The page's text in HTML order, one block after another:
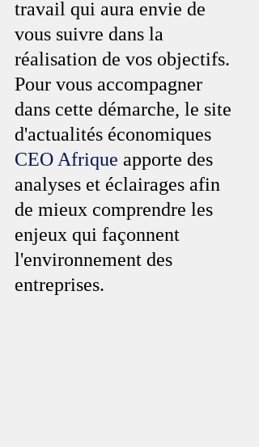
travail qui aura envie de
vous suivre dans la
réalisation de vos objectifs.
Pour vous accompagner
dans cette démarche, le site
d'actualités économiques
CEO Afrique apporte des
analyses et éclairages afin
de mieux comprendre les
enjeux qui façonnent
l'environnement des
entreprises.